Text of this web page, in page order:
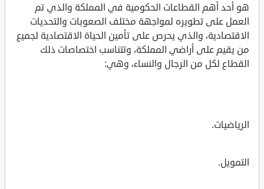
هو أحد أهم القطاعات الحكومية في المملكة والذي تم
العمل على تطويره لمواجهة مختلف الصعوبات والتحديات
الاقتصادية، والذي يحرص على تأمين الحياة الاقتصادية لجميع
من يقيم على أراضي المملكة، وتتناسب اختصاصات ذلك
القطاع لكل من الرجال والنساء، وهي:
الرياضيات.
التمويل.